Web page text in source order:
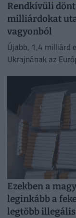
Rendkívüli
milliárdokat
vagyonból
Újabb, 1,4 milliárd
Ukrajnának az
Ezekben a
leginkább a
legtöbb